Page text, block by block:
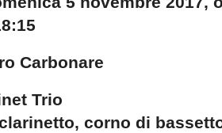
Carbonare
Trio
corno di